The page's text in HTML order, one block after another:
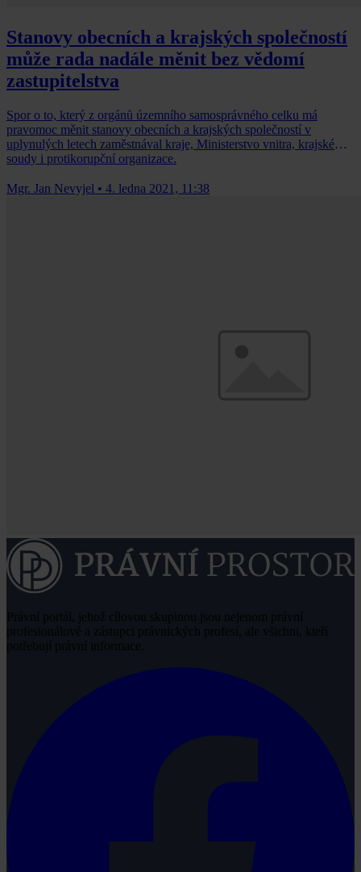
Stanovy obecních a krajských společností
může rada nadále měnit bez vědomí
zastupitelstva
Spor o to, který z orgánů územního samosprávného celku má
pravomoc měnit stanovy obecních a krajských společností v
uplynulých letech zaměstnával kraje, Ministerstvo vnitra, krajské
soudy i protikorupční organizace.
Mgr. Jan Nevyjel • 4. ledna 2021, 11:38